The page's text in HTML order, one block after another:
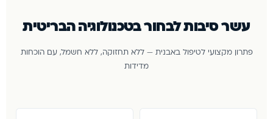
עשר סיבות לבחור בטכנולוגיה הבריטית
פתרון מקצועי לטיפול באבנית — ללא תחזוקה, ללא חשמל, עם הוכחות
מדידות